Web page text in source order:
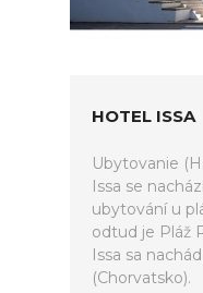
HOTEL ISSA
Ubytovanie
Issa se
ubytování u
odtud je Pláž
Issa sa
(Chorvatsko).